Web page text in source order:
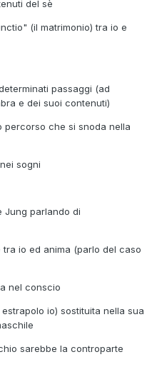
del sè
(il matrimonio) tra io e
passaggi (ad
e dei suoi contenuti)
che si snoda nella
sogni
Jung parlando di
io ed anima (parlo del caso
nel conscio
io) sostituita nella sua
sarebbe la controparte